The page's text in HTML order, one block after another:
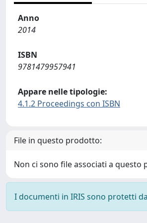
Anno
2014
ISBN
9781479957941
Appare nelle tipologie:
4.1.2 Proceedings con ISBN
File in questo prodotto:
Non ci sono file associati a questo
I documenti in IRIS sono protetti